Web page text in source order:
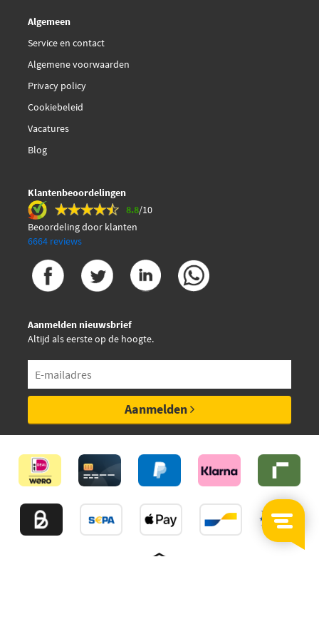
SANS 1251:2005
Algemeen
Service en contact
Algemene voorwaarden
Privacy policy
Cookiebeleid
Vacatures
Blog
Klantenbeoordelingen
8.8/10
Beoordeling door klanten
6664 reviews
Aanmelden nieuwsbrief
Altijd als eerste op de hoogte.
Aanmelden